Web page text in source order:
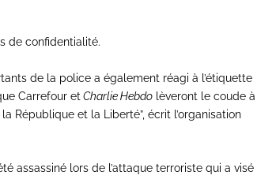
de confidentialité.
de la police a également réagi à l’étiquette
Carrefour et Charlie Hebdo lèveront le coude
République et la Liberté”, écrit l’organisation
assassiné lors de l’attaque terroriste qui a visé